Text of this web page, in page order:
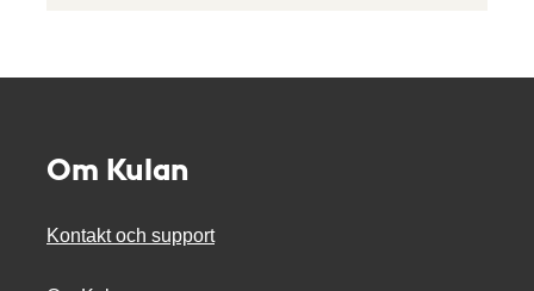
Om Kulan
Kontakt och support